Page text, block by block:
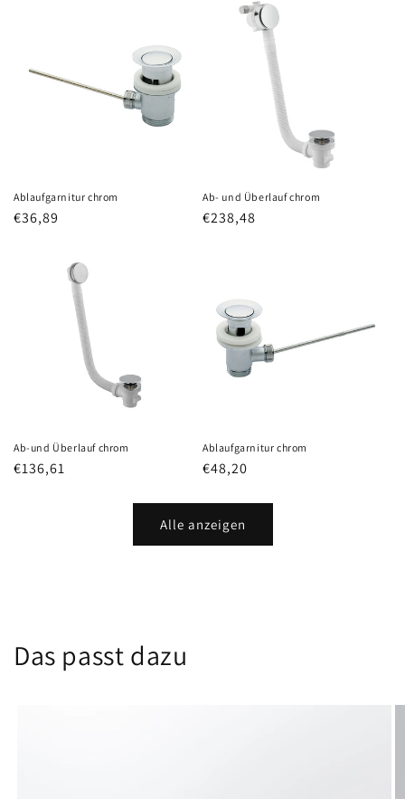
Ablaufgarnitur chrom
Normaler
€36,89
Ab- und Überlauf chrom
Normaler
€238,48
Ab-und Überlauf chrom
Normaler
€136,61
Ablaufgarnitur chrom
Normaler
€48,20
Alle anzeigen
Das passt dazu